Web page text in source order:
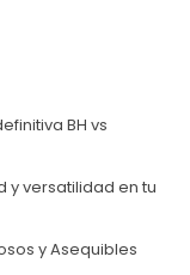
BH vs
y versatilidad en tu
y Asequibles